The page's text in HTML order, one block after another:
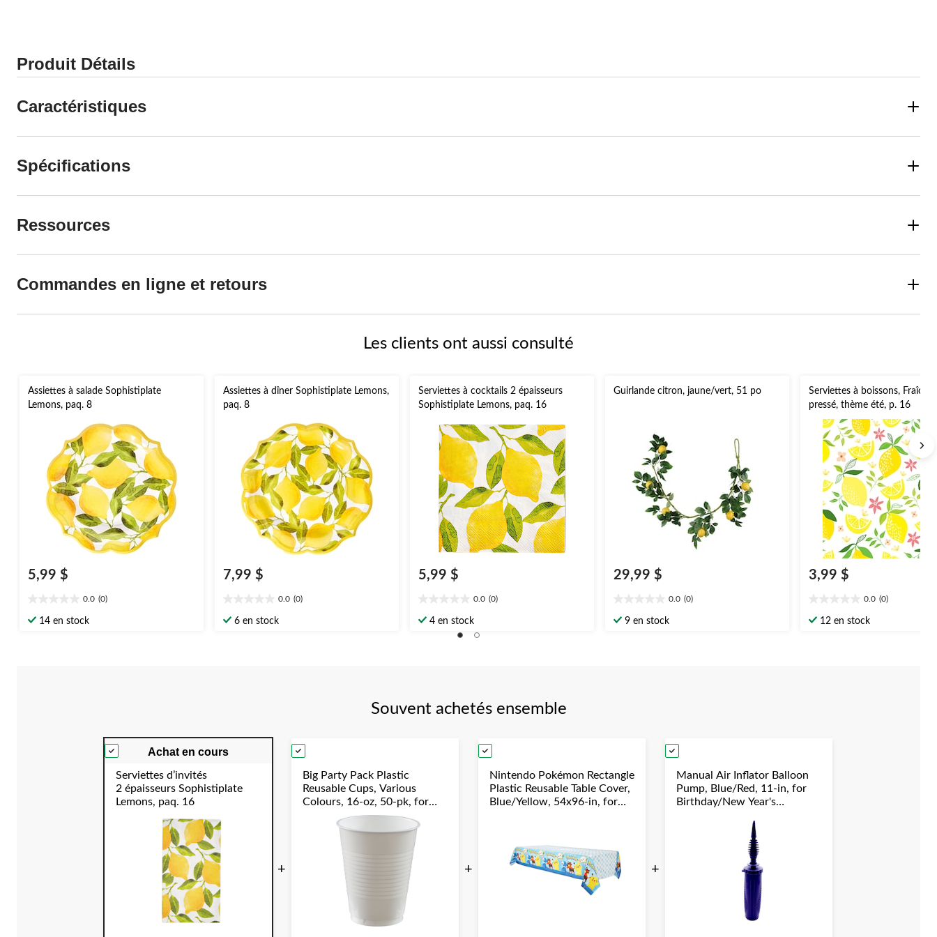
Produit Détails
Caractéristiques
Spécifications
Ressources
Commandes en ligne et retours
Les clients ont aussi consulté
Assiettes à salade Sophistiplate
Lemons, paq. 8
5,99 $
0.0 (0)
étoile(s)
14 en stock
Assiettes à dîner Sophistiplate Lemons,
paq. 8
7,99 $
0.0 (0)
étoile(s)
6 en stock
Serviettes à cocktails 2 épaisseurs
Sophistiplate Lemons, paq. 16
5,99 $
0.0 (0)
étoile(s)
4 en stock
Guirlande citron, jaune/vert, 51 po
29,99 $
0.0 (0)
étoile(s)
9 en stock
Serviettes à boissons,
pressé, thème été, p. 16
3,99 $
0.0 (0)
étoile(s)
12 en stock
Souvent achetés ensemble
Achat en cours
Serviettes d’invités
2 épaisseurs Sophistiplate
Lemons, paq. 16
+
Big Party Pack Plastic
Reusable Cups, Various
Colours, 16-oz, 50-pk, for
Christmas/Thanksgiving/New
Year's Eve/Birthday Party
+
Nintendo Pokémon Rectangle
Plastic Reusable Table Cover,
Blue/Yellow, 54x96-in, for
+
Manual Air Inflator Balloon
Pump, Blue/Red, 11-in, for
Birthday/New Year's
Shower/Wedding/Halloween